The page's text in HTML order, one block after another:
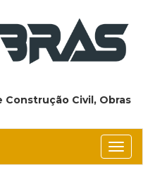
Civil, Obras